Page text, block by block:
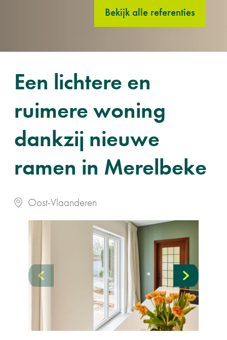
Bekijk alle referenties
Een lichtere en
ruimere woning
dankzij nieuwe
ramen in Merelbeke
Oost-Vlaanderen